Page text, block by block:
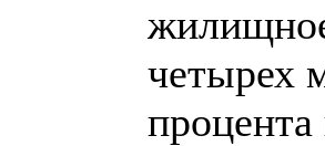
четырех